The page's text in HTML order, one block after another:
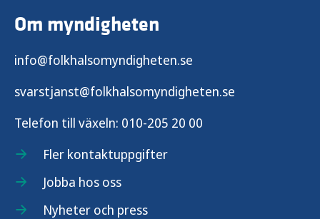
Om myndigheten
info@folkhalsomyndigheten.se
svarstjanst@folkhalsomyndigheten.se
Telefon till växeln: 010-205 20 00
Fler kontaktuppgifter
Jobba hos oss
Nyheter och press